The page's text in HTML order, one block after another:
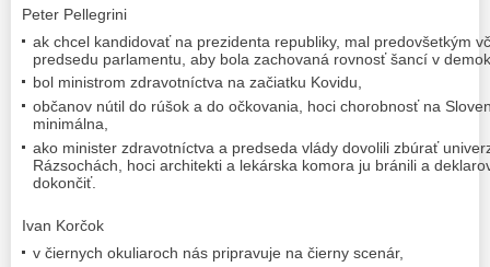
Peter Pellegrini
ak chcel kandidovať na prezidenta republiky, mal predovšetkým
predsedu parlamentu, aby bola zachovaná rovnosť šancí v
bol ministrom zdravotníctva na začiatku Kovidu,
občanov nútil do rúšok a do očkovania, hoci chorobnosť na
minimálna,
ako minister zdravotníctva a predseda vlády dovolili zbúrať
Rázsochách, hoci architekti a lekárska komora ju bránili a
dokončiť.
Ivan Korčok
v čiernych okuliaroch nás pripravuje na čierny scenár,